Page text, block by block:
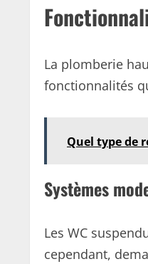
La plomberie
fonctionnalités
Quel type de
Systèmes
Les WC
cependant,